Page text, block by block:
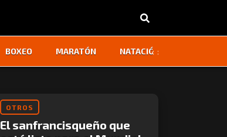
BOXEO MARATÓN NATACIÓN
‹ ›
OTROS
El sanfrancisqueño que